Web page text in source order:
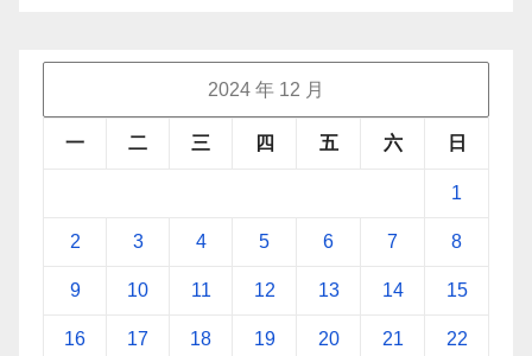
2024 年 12 月
一 二 三 四 五 六 日
1
2 3 4 5 6 7 8
9 10 11 12 13 14 15
16 17 18 19 20 21 22